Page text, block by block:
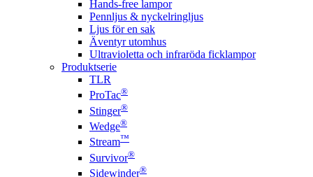
Hands-free lampor
Pennljus & nyckelringljus
Ljus för en sak
Äventyr utomhus
Ultravioletta och infraröda ficklampor
Produktserie
TLR
ProTac®
Stinger®
Wedge®
Stream™
Survivor®
Sidewinder®